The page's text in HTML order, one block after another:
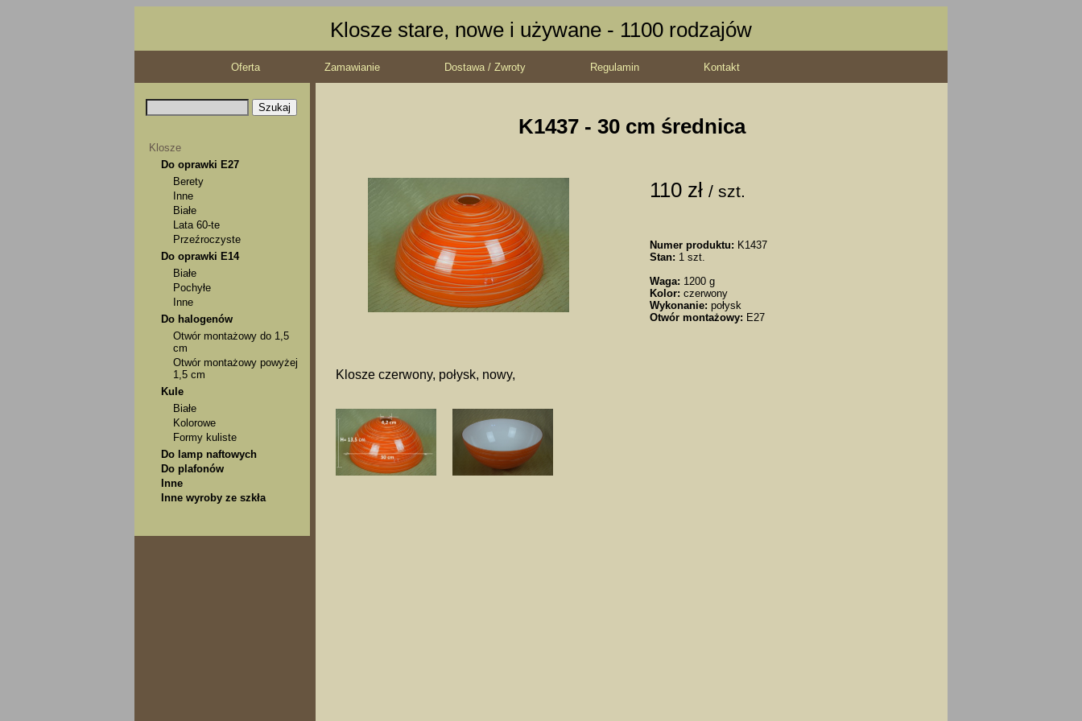
Klosze stare, nowe i używane - 1100 rodzajów
Oferta Zamawianie Dostawa / Zwroty Regulamin Kontakt
Klosze
Do oprawki E27
Berety
Inne
Białe
Lata 60-te
Przeźroczyste
Do oprawki E14
Białe
Pochyłe
Inne
Do halogenów
Otwór montażowy do 1,5
cm
Otwór montażowy powyżej
1,5 cm
Kule
Białe
Kolorowe
Formy kuliste
Do lamp naftowych
Do plafonów
Inne
Inne wyroby ze szkła
K1437 - 30 cm średnica
110 zł / szt.
Numer produktu: K1437
Stan: 1 szt.
Waga: 1200 g
Kolor: czerwony
Wykonanie: połysk
Otwór montażowy: E27
Klosze czerwony, połysk, nowy,